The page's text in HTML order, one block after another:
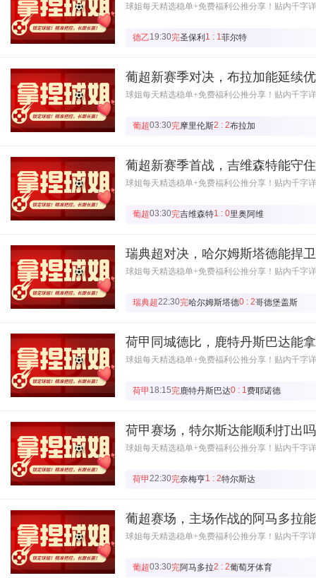
球姐每天精选稳单+免费福利公推分享！贴内千字
德乙19:30完圣保利 1 : 1菲尔特
葡超新赛季对决，布拉加能延续
球姐每天精选稳单+免费福利公推分享！贴内千字
葡超03:30完摩里伦斯2 : 2布拉加
葡超新赛季首战，吉维森特能守
球姐每天精选稳单+免费福利公推分享！贴内千字
葡超03:30完吉维森特1 : 0里奥阿维
瑞典超对决，哈尔姆斯塔德能捍
球姐每天精选稳单+免费福利公推分享！贴内千字
瑞典超22:30完哈尔姆斯塔德0 : 2哥德堡盖斯
荷甲同城德比，鹿特丹斯巴达能
球姐每天精选稳单+免费福利公推分享！贴内千字
荷甲 18:15完鹿特丹斯巴达0 : 1费耶诺德
荷甲赛场，特尔斯达能顺利打出
球姐每天精选稳单+免费福利公推分享！贴内千字
荷甲22:30完奈梅亨1 : 2特尔斯达
葡超赛场，主场作战的阿马多拉
球姐每天精选稳单+免费福利公推分享！贴内千字
葡超03:30完阿马多拉2 : 2葡萄牙体育